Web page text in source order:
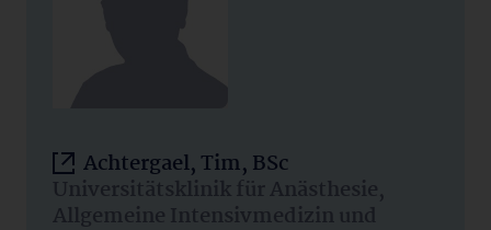
Achtergael, Tim, BSc
Universitätsklinik für Anästhesie,
Allgemeine Intensivmedizin und